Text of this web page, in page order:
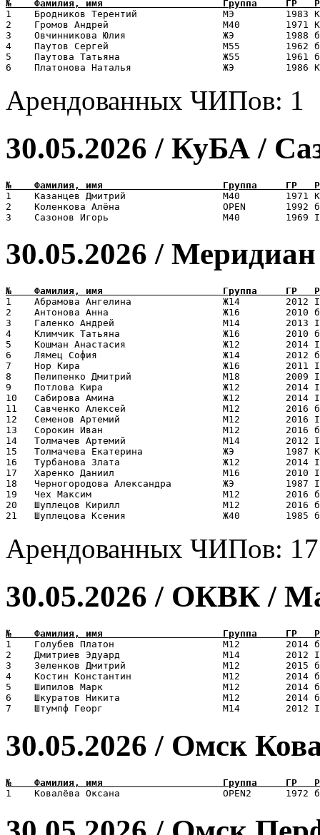
1    Бродников Терентий               МЭ
2    Громов Андрей                    М40
3    Овчинникова Юлия                 ЖЭ
4    Паутов Сергей                    М55
5    Паутова Татьяна                  Ж55
Арендованных ЧИПов: 1
30.05.2026 / КуБА /
1    Казанцев Дмитрий                 М40
2    Коленкова Алёна                  OPEN
30.05.2026 /
1    Абрамова Ангелина                Ж14
2    Антонова Анна                    Ж16
3    Галенко Андрей                   М14
4    Климчик Татьяна                  Ж16
5    Кошман Анастасия                 Ж12
6    Лямец София                      Ж14        2012
7    Нор Кира                         Ж16        2011
8    Пелипенко Дмитрий                М18
9    Потлова Кира                     Ж12
10   Сабирова Амина                   Ж12
11   Савченко Алексей                 М12
12   Семенов Артемий                  М12
13   Сорокин Иван                     М12
14   Толмачев Артемий                 М14
15   Толмачева Екатерина              ЖЭ
16   Турбанова Злата                  Ж12
17   Харенко Даниил                   М16
18   Черногородова Александра         ЖЭ
19   Чех Максим                       М12
20   Шуплецов Кирилл                  М12
Арендованных ЧИПов: 17
30.05.2026 / ОКВК /
1    Голубев Платон                   М12
2    Дмитриев Эдуард                  М14
3    Зеленков Дмитрий                 М12
4    Костин Константин                М12
5    Шипилов Марк                     М12
6    Шкуратов Никита                  М12
30.05.2026 / Омск